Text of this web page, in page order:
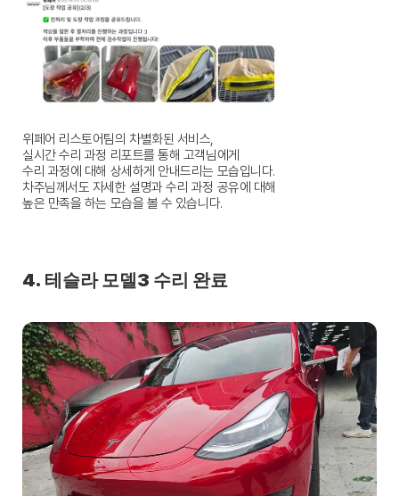
위페어 리스토어팀의 차별화된 서비스,
실시간 수리 과정 리포트를 통해 고객님에게
수리 과정에 대해 상세하게 안내드리는 모습입니다.
차주님께서도 자세한 설명과 수리 과정 공유에 대해
높은 만족을 하는 모습을 볼 수 있습니다.
4. 테슬라 모델3 수리 완료